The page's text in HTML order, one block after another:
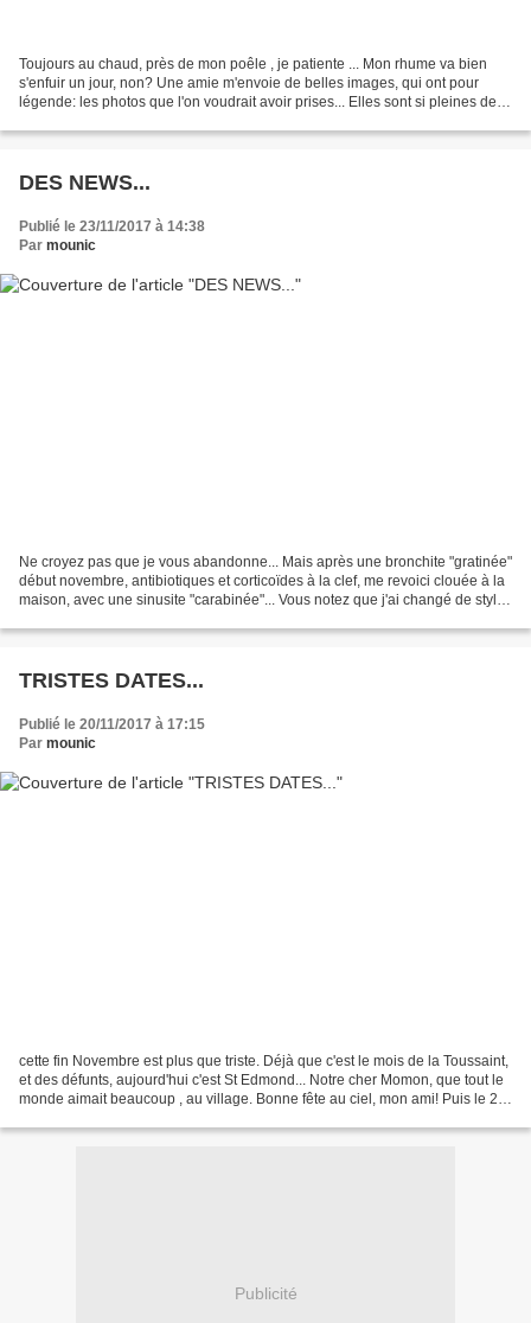
Toujours au chaud, près de mon poêle , je patiente ... Mon rhume va bien
s'enfuir un jour, non? Une amie m'envoie de belles images, qui ont pour
légende: les photos que l'on voudrait avoir prises... Elles sont si pleines de
DES NEWS...
Publié le 23/11/2017 à 14:38
Par mounic
Ne croyez pas que je vous abandonne... Mais après une bronchite "gratinée"
début novembre, antibiotiques et corticoïdes à la clef, me revoici clouée à la
maison, avec une sinusite "carabinée"... Vous notez que j'ai changé de style;
TRISTES DATES...
Publié le 20/11/2017 à 17:15
Par mounic
cette fin Novembre est plus que triste. Déjà que c'est le mois de la Toussaint,
et des défunts, aujourd'hui c'est St Edmond... Notre cher Momon, que tout le
monde aimait beaucoup , au village. Bonne fête au ciel, mon ami! Puis le 22,
Publicité